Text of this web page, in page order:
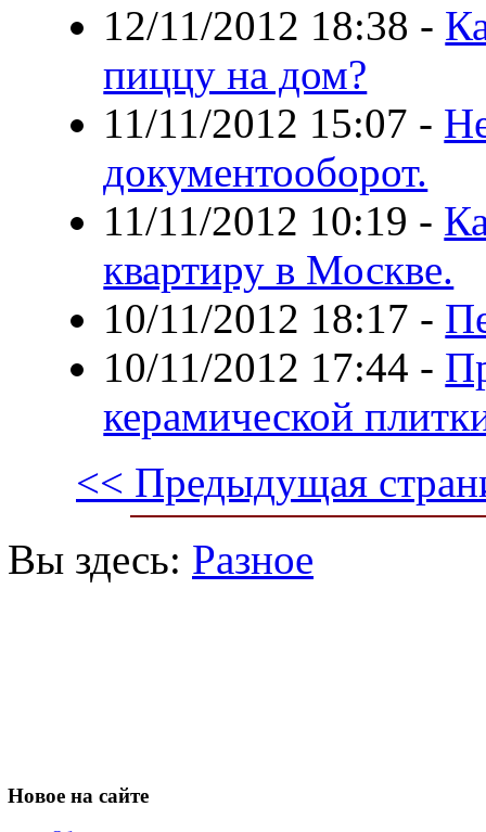
12/11/2012 18:38 -
пиццу на дом?
11/11/2012 15:07 -
документооборот.
11/11/2012 10:19 -
квартиру в Москве.
10/11/2012 18:17 -
10/11/2012 17:44 -
керамической
<< Предыдущая
Вы здесь: Разное
Новое на сайте